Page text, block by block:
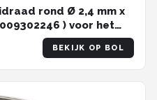
rond Ø 2,4 mm x
) voor het
BEKIJK OP BOL